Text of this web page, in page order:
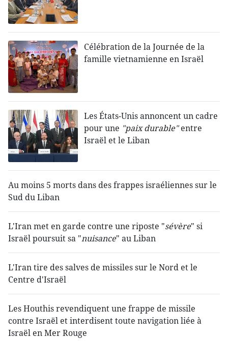
Célébration de la Journée de la
famille vietnamienne en Israël
Les États-Unis annoncent un cadre
pour une "paix durable"entre
Israël et le Liban
Au moins 5 morts dans des frappes israéliennes sur le
Sud du Liban
L'Iran met en garde contre une riposte "sévère" si
Israël poursuit sa "nuisance" au Liban
L'Iran tire des salves de missiles sur le Nord et le
Centre d'Israël
Les Houthis revendiquent une frappe de missile
contre Israël et interdisent toute navigation liée à
Israël en Mer Rouge